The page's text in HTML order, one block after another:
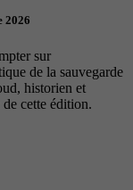
2026
sur
de la sauvegarde
historien et
cette édition.